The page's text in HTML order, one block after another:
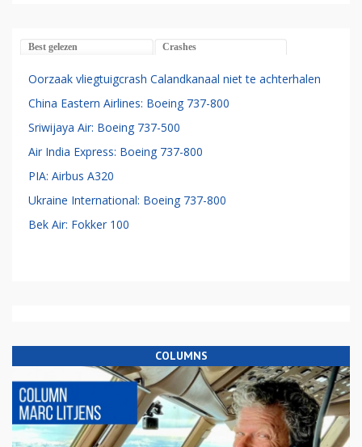
Best gelezen Crashes
Oorzaak vliegtuigcrash Calandkanaal niet te achterhalen
China Eastern Airlines: Boeing 737-800
Sriwijaya Air: Boeing 737-500
Air India Express: Boeing 737-800
PIA: Airbus A320
Ukraine International: Boeing 737-800
Bek Air: Fokker 100
COLUMNS